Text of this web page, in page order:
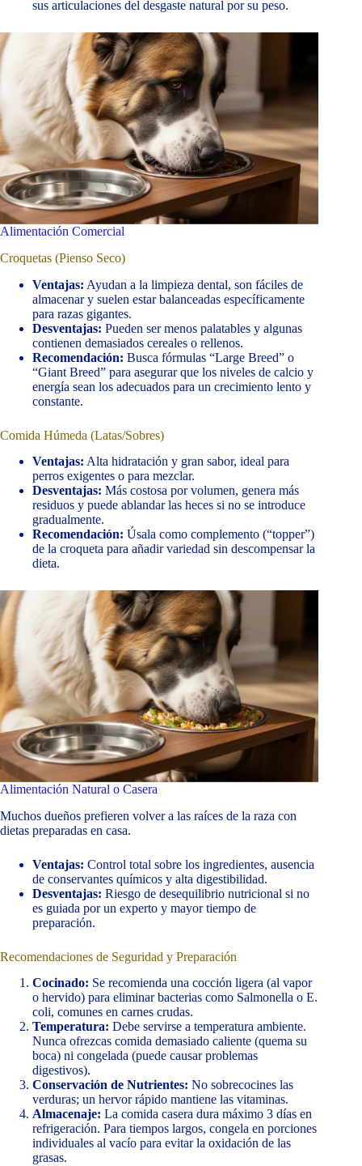
sus articulaciones del desgaste natural por su peso.
Alimentación Comercial
Croquetas (Pienso Seco)
Ventajas: Ayudan a la limpieza dental, son fáciles de
almacenar y suelen estar balanceadas específicamente
para razas gigantes.
Desventajas: Pueden ser menos palatables y algunas
contienen demasiados cereales o rellenos.
Recomendación: Busca fórmulas “Large Breed” o
“Giant Breed” para asegurar que los niveles de calcio y
energía sean los adecuados para un crecimiento lento y
constante.
Comida Húmeda (Latas/Sobres)
Ventajas: Alta hidratación y gran sabor, ideal para
perros exigentes o para mezclar.
Desventajas: Más costosa por volumen, genera más
residuos y puede ablandar las heces si no se introduce
gradualmente.
Recomendación: Úsala como complemento (“topper”)
de la croqueta para añadir variedad sin descompensar la
dieta.
Alimentación Natural o Casera
Muchos dueños prefieren volver a las raíces de la raza con
dietas preparadas en casa.
Ventajas: Control total sobre los ingredientes, ausencia
de conservantes químicos y alta digestibilidad.
Desventajas: Riesgo de desequilibrio nutricional si no
es guiada por un experto y mayor tiempo de
preparación.
Recomendaciones de Seguridad y Preparación
Cocinado: Se recomienda una cocción ligera (al vapor
o hervido) para eliminar bacterias como Salmonella o E.
coli, comunes en carnes crudas.
Temperatura: Debe servirse a temperatura ambiente.
Nunca ofrezcas comida demasiado caliente (quema su
boca) ni congelada (puede causar problemas
digestivos).
Conservación de Nutrientes: No sobrecocines las
verduras; un hervor rápido mantiene las vitaminas.
Almacenaje: La comida casera dura máximo 3 días en
refrigeración. Para tiempos largos, congela en porciones
individuales al vacío para evitar la oxidación de las
grasas.